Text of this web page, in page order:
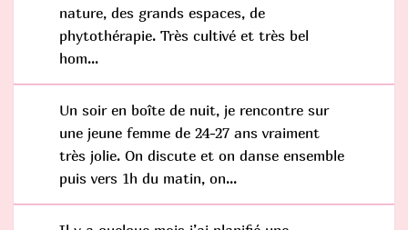
nature, des grands espaces, de
phytothérapie. Très cultivé et très bel
hom...
Un soir en boîte de nuit, je rencontre sur
une jeune femme de 24-27 ans vraiment
très jolie. On discute et on danse ensemble
puis vers 1h du matin, on...